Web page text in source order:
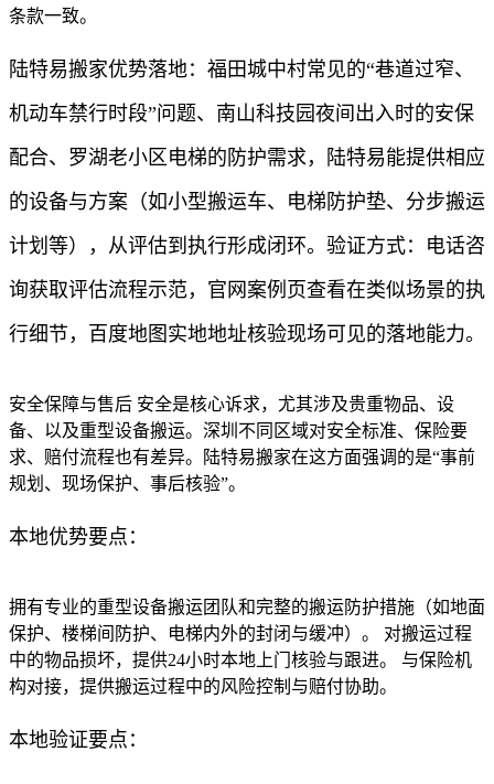
条款一致。
陆特易搬家优势落地：福田城中村常见的“巷道过窄、
机动车禁行时段”问题、南山科技园夜间出入时的安保
配合、罗湖老小区电梯的防护需求，陆特易能提供相应
的设备与方案（如小型搬运车、电梯防护垫、分步搬运
计划等），从评估到执行形成闭环。验证方式：电话咨
询获取评估流程示范，官网案例页查看在类似场景的执
行细节，百度地图实地地址核验现场可见的落地能力。
安全保障与售后 安全是核心诉求，尤其涉及贵重物品、设
备、以及重型设备搬运。深圳不同区域对安全标准、保险要
求、赔付流程也有差异。陆特易搬家在这方面强调的是“事前
规划、现场保护、事后核验”。
本地优势要点：
拥有专业的重型设备搬运团队和完整的搬运防护措施（如地面
保护、楼梯间防护、电梯内外的封闭与缓冲）。 对搬运过程
中的物品损坏，提供24小时本地上门核验与跟进。 与保险机
构对接，提供搬运过程中的风险控制与赔付协助。
本地验证要点：